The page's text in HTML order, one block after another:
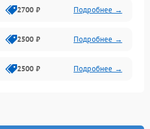
2700 ₽ Подробнее →
2500 ₽ Подробнее →
2500 ₽ Подробнее →